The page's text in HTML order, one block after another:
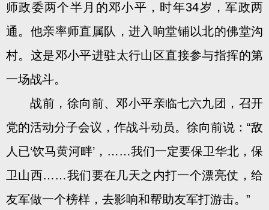
师政委两个半月的邓小平，时年34岁，军政两
通。他亲率师直属队，进入响堂铺以北的佛堂沟
村。这是邓小平进驻太行山区直接参与指挥的第
一场战斗。
战前，徐向前、邓小平亲临七六九团，召开
党的活动分子会议，作战斗动员。徐向前说：“敌
人已‘饮马黄河畔’，……我们一定要保卫华北，保
卫山西……我们要在几天之内打一个漂亮仗，给
友军做一个榜样，去影响和帮助友军打游击。”